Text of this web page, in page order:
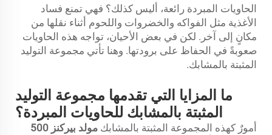
الحاويات المبردة رائعة، أليس كذلك؟ فهي تمنع فساد
الأغذية مثل الفواكه والخضروات واللحوم أثناء نقلها من
مكانٍ إلى آخر. لكن في بعض الأحيان، تواجه هذه الحاويات
صعوبةً في الحفاظ على برودتها. وهنا تأتي مجموعة التوليد
المثبتة بالمشابك.
ما المزايا التي تقدمها مجموعة التوليد
المثبتة بالمشابك للحاويات المبردة؟
أمورٌ كهذه المجموعة المثبتة بالمشابك
مولد بيركنز 500